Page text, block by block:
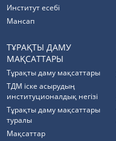
Институт есебі
Мансап
ТҰРАҚТЫ ДАМУ
МАҚСАТТАРЫ
Тұрақты даму мақсаттары
ТДМ іске асырудың
институционалдық негізі
Тұрақты даму мақсаттары
туралы
Мақсаттар